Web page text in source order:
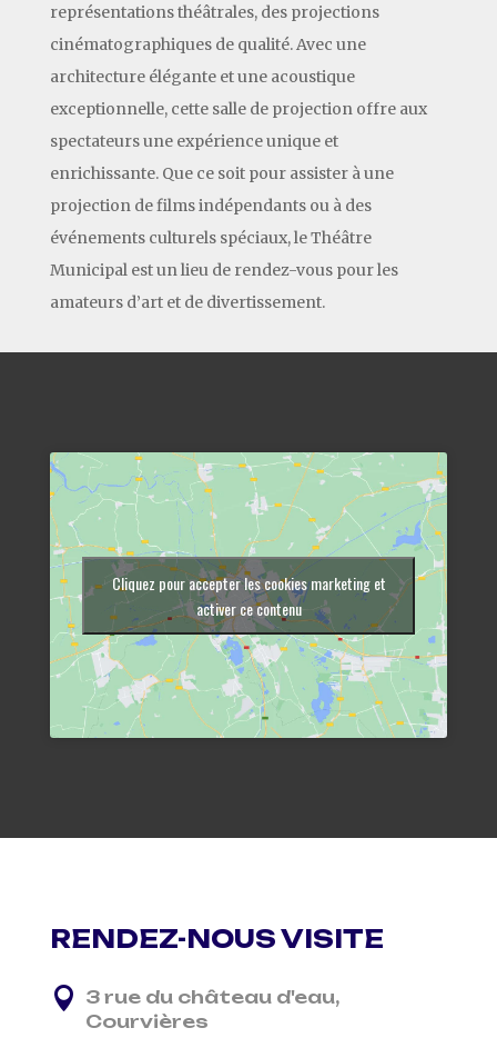
représentations théâtrales, des projections
cinématographiques de qualité. Avec une
architecture élégante et une acoustique
exceptionnelle, cette salle de projection offre aux
spectateurs une expérience unique et
enrichissante. Que ce soit pour assister à une
projection de films indépendants ou à des
événements culturels spéciaux, le Théâtre
Municipal est un lieu de rendez-vous pour les
amateurs d’art et de divertissement.
Cliquez pour accepter les cookies marketing et
activer ce contenu
RENDEZ-NOUS VISITE
 3 rue du château d'eau,
Courvières